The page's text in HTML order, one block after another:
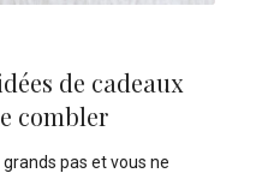
de cadeaux
combler
pas et vous ne